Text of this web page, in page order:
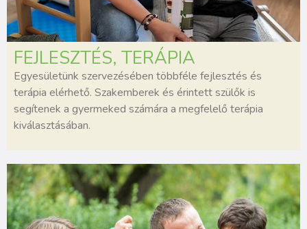
FEJLESZTÉS, TERÁPIA
Egyesületünk szervezésében többféle fejlesztés és
terápia elérhető. Szakemberek és érintett szülők is
segítenek a gyermeked számára a megfelelő terápia
kiválasztásában.